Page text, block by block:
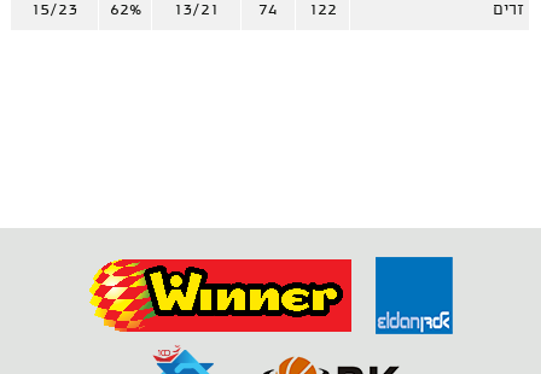
זרים 122
74
13/21
62%
15/23